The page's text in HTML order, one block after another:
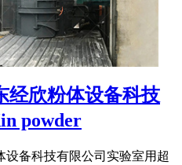
经欣粉体设备科技
powder
设备科技有限公司实验室用超